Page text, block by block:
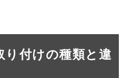
付けの種類と違